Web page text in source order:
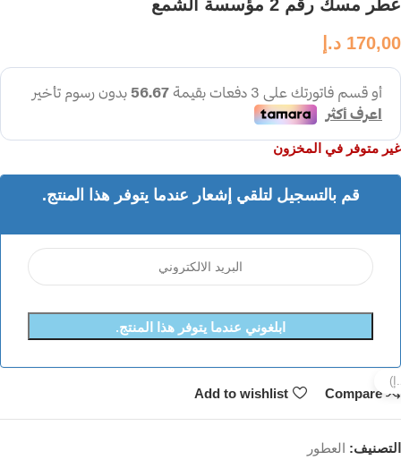
عطر مسك رقم 2 مؤسسة الشمع
170,00 د.إ
غير متوفر في المخزون
قم بالتسجيل لتلقي إشعار عندما يتوفر هذا المنتج.
ابلغوني عندما يتوفر هذا المنتج.
Compare
Add to wishlist
التصنيف: العطور